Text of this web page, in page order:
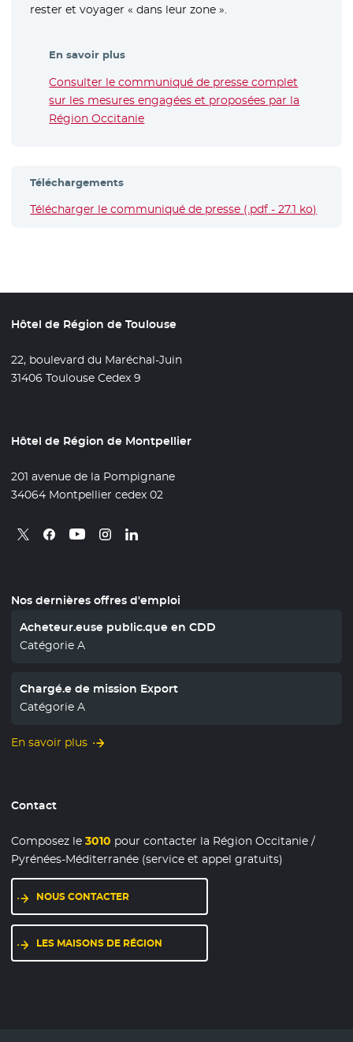
rester et voyager « dans leur zone ».
En savoir plus
Consulter le communiqué de presse complet
sur les mesures engagées et proposées par la
Région Occitanie
Téléchargements
Télécharger le communiqué de presse (.pdf - 27.1 ko)
Hôtel de Région de Toulouse
22, boulevard du Maréchal-Juin
31406 Toulouse Cedex 9
Hôtel de Région de Montpellier
201 avenue de la Pompignane
34064 Montpellier cedex 02
Retrouvez nous sur X
- Nouvelle fenêtre
Retrouvez nous sur Facebook
- Nouvelle fenêtre
Retrouvez nous sur Youtube
- Nouvelle fenêtre
Retrouvez nous sur Instagram
- Nouvelle fenêtre
Retrouvez nous sur Linkedin
- Nouvelle fenêtre
Nos dernières offres d'emploi
Acheteur.euse public.que en CDD
Catégorie A
Chargé.e de mission Export
Catégorie A
En savoir plus
Contact
Composez le3010 pour contacter la Région Occitanie /
Pyrénées-Méditerranée (service et appel gratuits)
NOUS CONTACTER
LES MAISONS DE RÉGION